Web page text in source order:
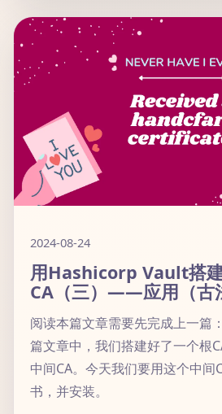
2024-08-24
用Hashicorp Vault搭
CA（三）——应用（古
阅读本篇文章需要先完成上一篇
篇文章中，我们搭建好了一个根
中间CA。今天我们要用这个中间
书，并安装。